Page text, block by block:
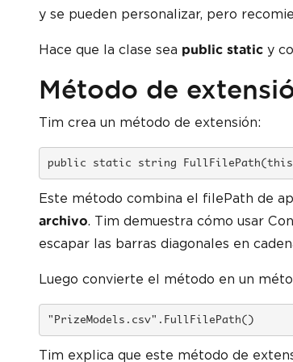
y se pueden personalizar, pero
Hace que la clase sea public static y
Método de
Tim crea un método de extensión:
public static string FullFilePath(this
Este método combina el filePath de
archivo. Tim demuestra cómo usar
escapar las barras diagonales en
Luego convierte el método en un
"PrizeModels.csv".FullFilePath()
Tim explica que este método de